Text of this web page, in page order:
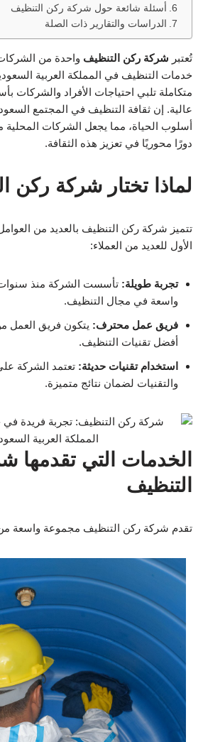
أسئلة شائعة حول شركة ركن التنظيف
الدراسات والتقارير ذات الصلة
تُعتبر شركة ركن التنظيف واحدة من
خدمات التنظيف في المملكة العربية
متكاملة تلبي احتياجات الأفراد والشركات
عالية. إن ثقافة التنظيف في المجتمع
أسلوب الحياة، مما يجعل الشركات
دورًا محوريًا في تعزيز هذه الثقافة.
لماذا تختار شركة ركن
تتميز شركة ركن التنظيف بالعديد من العوامل
الأول للعديد من العملاء:
تجربة طويلة: تأسست الشركة منذ سنوات
واسعة في مجال التنظيف.
فريق عمل محترف: يتكون فريق العمل
أفضل تقنيات التنظيف.
استخدام تقنيات حديثة: تعتمد الشركة
والتقنيات لضمان نتائج متميزة.
الخدمات التي تقدمها
التنظيف
تقدم شركة ركن التنظيف مجموعة واسعة